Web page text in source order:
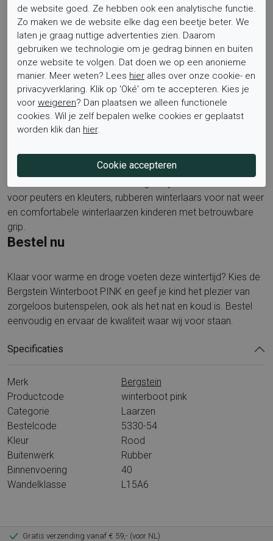
uitneembaar. Dankzij de zachte binnenzijde zit de laars toch
fijn met een gewone of warme sok. Twijfel je over de maat?
Meestal valt de maat normaal, wil je extra dikke sokken
gebruiken, overweeg dan een beetje extra ruimte voor meer
comfort.
Zoek je roze laarzen voor een kind die tegen een stootje
kunnen, dan is deze Bergstein winterboot een praktische en
mooie keuze. Ontdek meer stijlen en kleuren op onze
Schoenen.
Klinkende keuzes om te overwegen zijn een warme laars
voor peuters en kleuters, rubberen winterlaars voor nat weer
en comfortabele winterlaarzen kinderen met betrouwbare
grip.
Bestel nu
Klaar voor warme en droge voeten deze wintertijd? Kies de
Bergstein Winterboot PINK en geef je kind het plezier van
zorgeloos buitenspelen, ook als het nat en koud is. Bestel
eenvoudig en ervaar de kwaliteit waar wij voor staan.
Specificaties
Merk
Bergstein
Productcode
winterboot pink
Categorie
Laarzen
Bestelcode
5330-54
Kleur
Rood
Buitenwerk
Rubber
Binnenvoering
40
Wandelklasse
L15A6
Gratis verzending vanaf € 59,- (voor NL)
de website goed. Ze hebben ook een analytische functie.
Zo maken we de website elke dag een beetje beter. We
laten je graag nuttige advertenties zien. Daarom
gebruiken we technologie om je gedrag binnen en buiten
onze website te volgen. Dat doen we op een anonieme
manier. Meer weten? Lees hier alles over onze cookie- en
privacyverklaring. Klik op 'Oké' om te accepteren. Kies je
voor weigeren? Dan plaatsen we alleen functionele
cookies. Wil je zelf bepalen welke cookies er geplaatst
worden klik dan hier.